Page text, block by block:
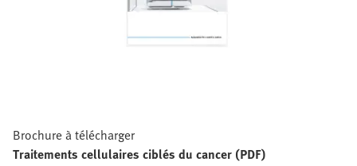
Brochure à télécharger
Traitements cellulaires ciblés du cancer (PDF)